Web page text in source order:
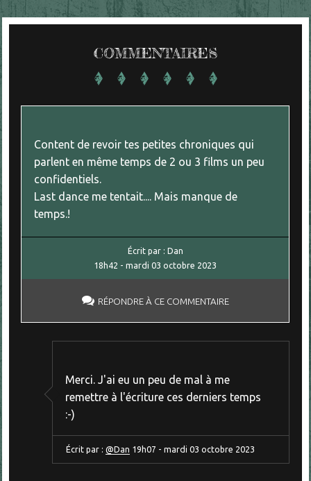
COMMENTAIRES
Content de revoir tes petites chroniques qui
parlent en même temps de 2 ou 3 films un peu
confidentiels.
Last dance me tentait.... Mais manque de
temps.!
Écrit par : Dan
18h42 -mardi 03 octobre 2023
RÉPONDRE À CE COMMENTAIRE
Merci. J'ai eu un peu de mal à me
remettre à l'écriture ces derniers temps
:-)
Écrit par : @Dan 19h07 - mardi 03 octobre 2023